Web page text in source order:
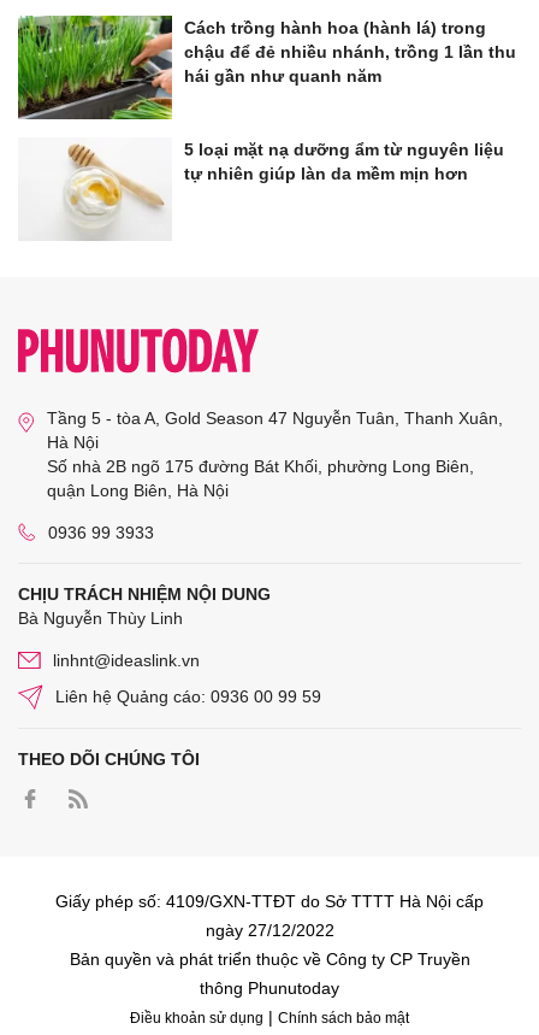
Cách trồng hành hoa (hành lá) trong
chậu để đẻ nhiều nhánh, trồng 1 lần thu
hái gần như quanh năm
5 loại mặt nạ dưỡng ẩm từ nguyên liệu
tự nhiên giúp làn da mềm mịn hơn
Tầng 5 - tòa A, Gold Season 47 Nguyễn Tuân, Thanh Xuân,
Hà Nội
Số nhà 2B ngõ 175 đường Bát Khối, phường Long Biên,
quận Long Biên, Hà Nội
0936 99 3933
CHỊU TRÁCH NHIỆM NỘI DUNG
Bà Nguyễn Thùy Linh
linhnt@ideaslink.vn
Liên hệ Quảng cáo: 0936 00 99 59
THEO DÕI CHÚNG TÔI
Giấy phép số: 4109/GXN-TTĐT do Sở TTTT Hà Nội cấp
ngày 27/12/2022
Bản quyền và phát triển thuộc về Công ty CP Truyền
thông Phunutoday
Điều khoản sử dụng | Chính sách bảo mật